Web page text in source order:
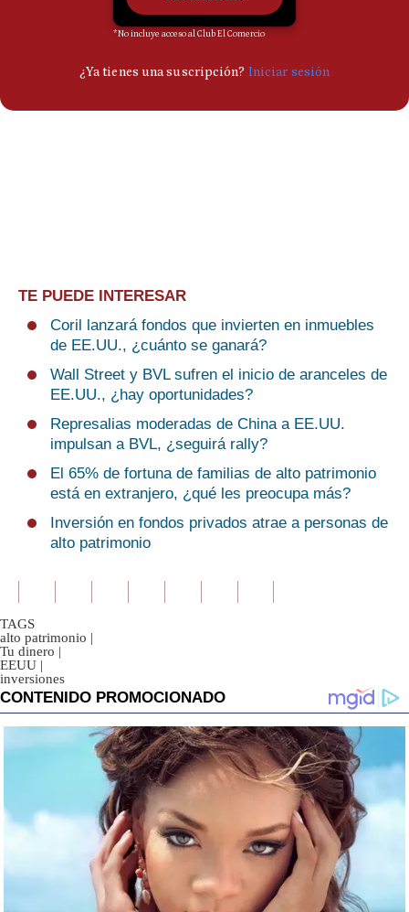
TE PUEDE INTERESAR
Coril lanzará fondos que invierten en inmuebles
de EE.UU., ¿cuánto se ganará?
Wall Street y BVL sufren el inicio de aranceles de
EE.UU., ¿hay oportunidades?
Represalias moderadas de China a EE.UU.
impulsan a BVL, ¿seguirá rally?
El 65% de fortuna de familias de alto patrimonio
está en extranjero, ¿qué les preocupa más?
Inversión en fondos privados atrae a personas de
alto patrimonio
TAGS
alto patrimonio |
Tu dinero |
EEUU |
inversiones